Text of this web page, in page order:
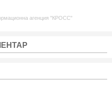
агенция "КРОСС"